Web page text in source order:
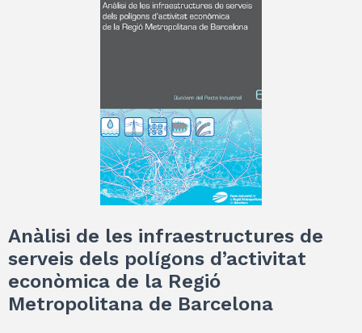
Anàlisi de les infraestructures de
serveis dels polígons d’activitat
econòmica de la Regió
Metropolitana de Barcelona